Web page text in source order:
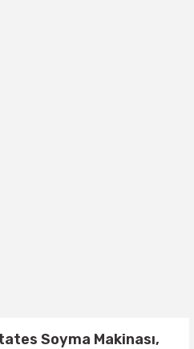
Soyma Makinası,